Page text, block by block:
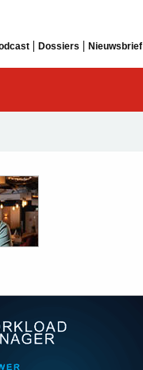
Dossiers Nieuwsbrief